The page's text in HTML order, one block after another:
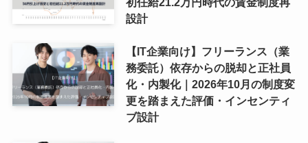
設計
【IT企業向け】フリーランス（業
務委託）依存からの脱却と正社員
化・内製化｜2026年10月の制度変
更を踏まえた評価・インセンティ
ブ設計